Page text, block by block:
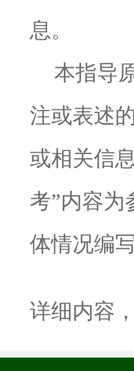
息。
本指导
注或表述
或相关信
考”内容为
体情况编
详细内容